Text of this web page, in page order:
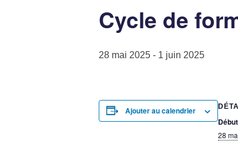
Cycle de
28 mai 2025 - 1 juin 2025
Ajouter au calendrier
28